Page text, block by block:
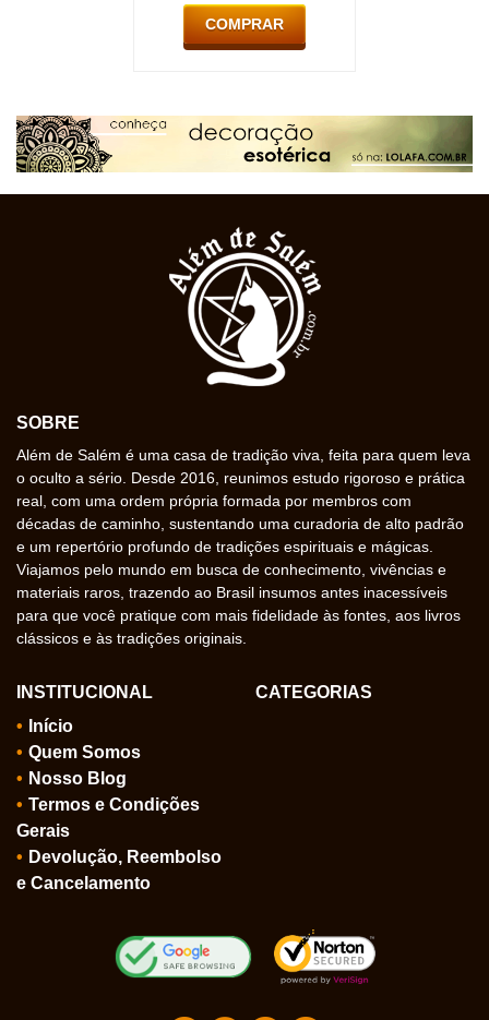
COMPRAR
SOBRE
Além de Salém é uma casa de tradição viva, feita para quem leva
o oculto a sério. Desde 2016, reunimos estudo rigoroso e prática
real, com uma ordem própria formada por membros com
décadas de caminho, sustentando uma curadoria de alto padrão
e um repertório profundo de tradições espirituais e mágicas.
Viajamos pelo mundo em busca de conhecimento, vivências e
materiais raros, trazendo ao Brasil insumos antes inacessíveis
para que você pratique com mais fidelidade às fontes, aos livros
clássicos e às tradições originais.
INSTITUCIONAL
Início
Quem Somos
Nosso Blog
Termos e Condições
Gerais
Devolução, Reembolso
e Cancelamento
CATEGORIAS